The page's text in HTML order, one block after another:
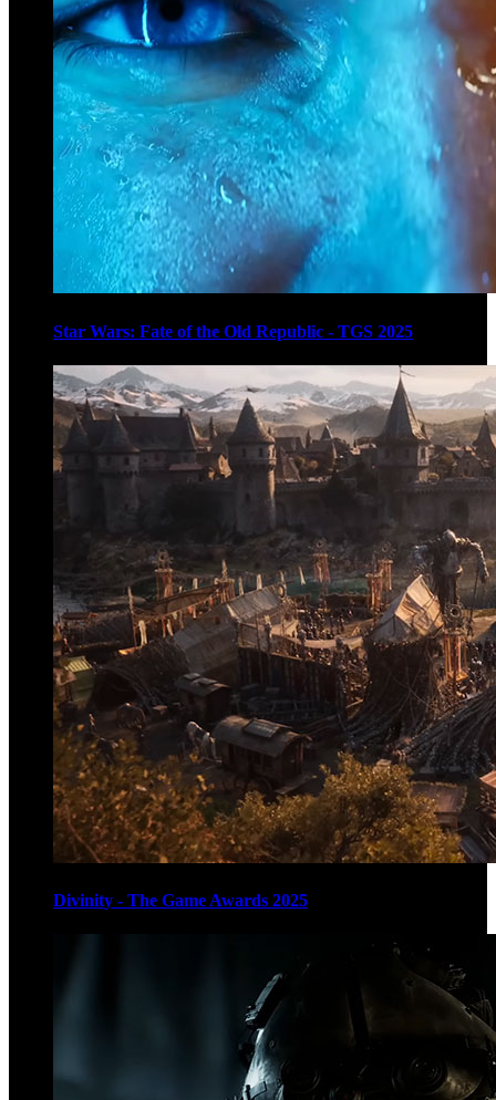
Star Wars: Fate of the Old Republic - TGS 2025
Divinity - The Game Awards 2025